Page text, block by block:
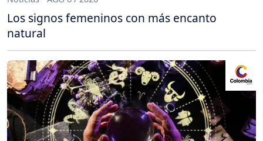
Los signos femeninos con más encanto
natural